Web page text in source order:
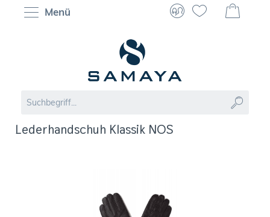
Menü
Lederhandschuh Klassik NOS